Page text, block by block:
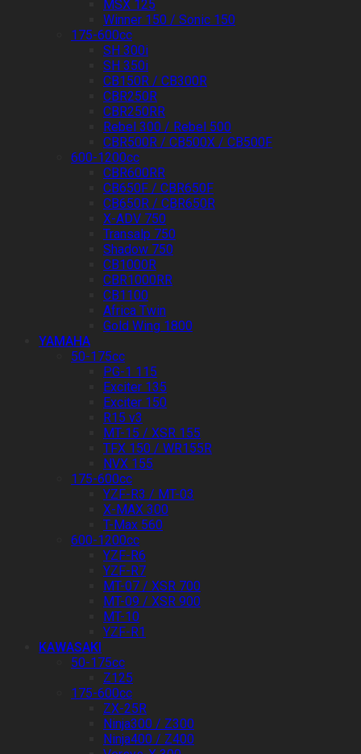
MSX 125
Winner 150 / Sonic 150
175-600cc
SH 300i
SH 350i
CB150R / CB300R
CBR250R
CBR250RR
Rebel 300 / Rebel 500
CBR500R / CB500X / CB500F
600-1200cc
CBR600RR
CB650F / CBR650F
CB650R / CBR650R
X-ADV 750
Transalp 750
Shadow 750
CB1000R
CBR1000RR
CB1100
Africa Twin
Gold Wing 1800
YAMAHA
50-175cc
PG-1 115
Exciter 135
Exciter 150
R15 v3
MT-15 / XSR 155
TFX 150 / WR155R
NVX 155
175-600cc
YZF-R3 / MT-03
X-MAX 300
T-Max 560
600-1200cc
YZF-R6
YZF-R7
MT-07 / XSR 700
MT-09 / XSR 900
MT-10
YZF-R1
KAWASAKI
50-175cc
Z125
175-600cc
ZX-25R
Ninja300 / Z300
Ninja400 / Z400